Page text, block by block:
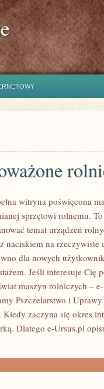
witryna poświęcona
sprzętowi rolnemu.
temat urządzeń
naciskiem na
dla nowych
Jeśli interesuje Cię
maszyn rolniczych –
Pszczelarstwo i
Kiedy zaczyna się okres
Dlatego e-Ursus.pl